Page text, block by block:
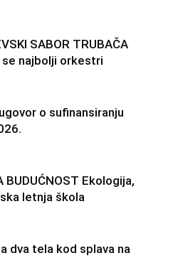
SABOR TRUBAČA
se najbolji orkestri
o sufinansiranju
BUDUĆNOST Ekologija,
letnja škola
dva tela kod splava na